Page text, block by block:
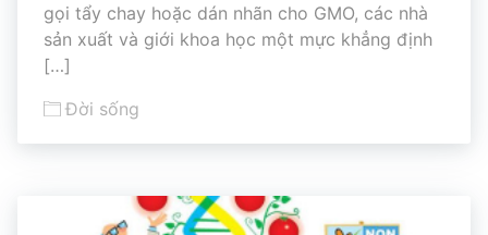
gọi tẩy chay hoặc dán nhãn cho GMO, các nhà
sản xuất và giới khoa học một mực khẳng định
[…]
Đời sống